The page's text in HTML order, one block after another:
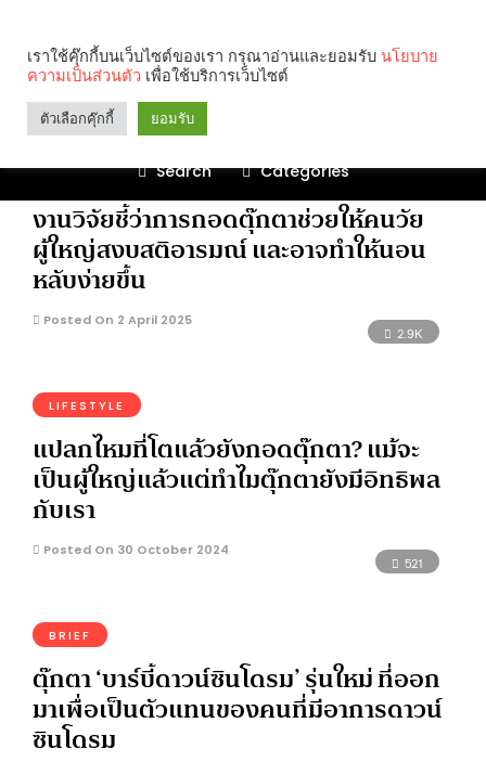
Search Categories
ตุ๊กตา
งานวิจัยชี้ว่าการกอดตุ๊กตาช่วยให้คนวัย
ผู้ใหญ่สงบสติอารมณ์ และอาจทำให้นอน
หลับง่ายขึ้น
Posted On 2 April 2025
2.9K
LIFESTYLE
แปลกไหมที่โตแล้วยังกอดตุ๊กตา? แม้จะ
เป็นผู้ใหญ่แล้วแต่ทำไมตุ๊กตายังมีอิทธิพล
กับเรา
Posted On 30 October 2024
521
BRIEF
ตุ๊กตา ‘บาร์บี้ดาวน์ซินโดรม’ รุ่นใหม่ ที่ออก
มาเพื่อเป็นตัวแทนของคนที่มีอาการดาวน์
ซินโดรม
เราใช้คุ๊กกี้บนเว็บไซต์ของเรา กรุณาอ่านและยอมรับ นโยบาย
ความเป็นส่วนตัว เพื่อใช้บริการเว็บไซต์
ตัวเลือกคุ๊กกี้ ยอมรับ